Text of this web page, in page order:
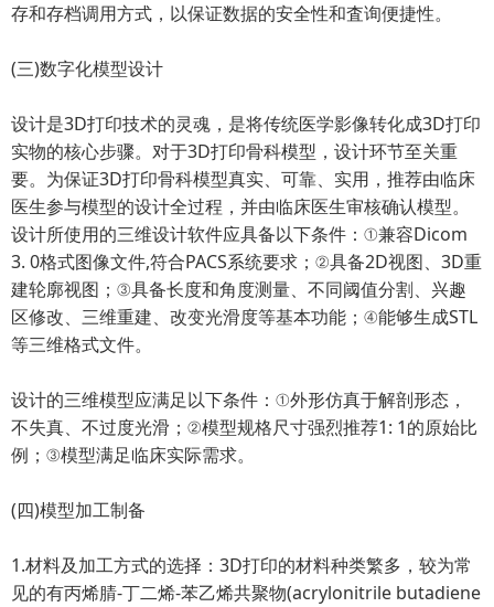
存和存档调用方式，以保证数据的安全性和査询便捷性。
(三)数字化模型设计
设计是3D打印技术的灵魂，是将传统医学影像转化成3D打印
实物的核心步骤。对于3D打印骨科模型，设计环节至关重
要。为保证3D打印骨科模型真实、可靠、实用，推荐由临床
医生参与模型的设计全过程，并由临床医生审核确认模型。
设计所使用的三维设计软件应具备以下条件：①兼容Dicom
3. 0格式图像文件,符合PACS系统要求；②具备2D视图、3D重
建轮廓视图；③具备长度和角度测量、不同阈值分割、兴趣
区修改、三维重建、改变光滑度等基本功能；④能够生成STL
等三维格式文件。
设计的三维模型应满足以下条件：①外形仿真于解剖形态，
不失真、不过度光滑；②模型规格尺寸强烈推荐1: 1的原始比
例；③模型满足临床实际需求。
(四)模型加工制备
1.材料及加工方式的选择：3D打印的材料种类繁多，较为常
见的有丙烯腈-丁二烯-苯乙烯共聚物(acrylonitrile butadiene